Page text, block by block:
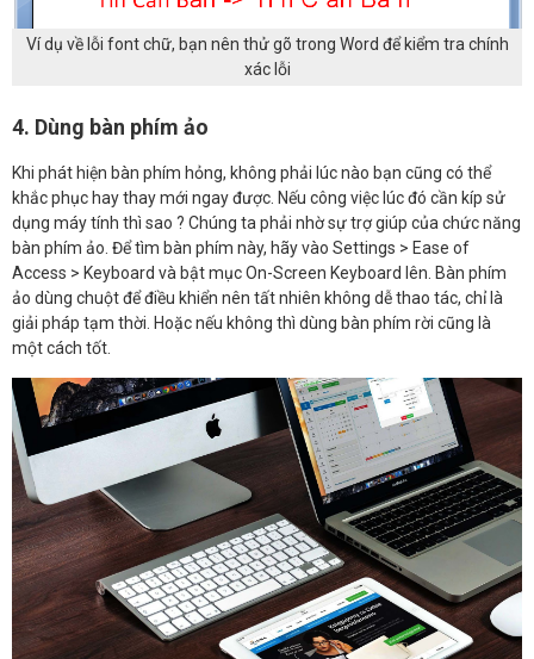
Ví dụ về lỗi font chữ, bạn nên thử gõ trong Word để kiểm tra chính
xác lỗi
4. Dùng bàn phím ảo
Khi phát hiện bàn phím hỏng, không phải lúc nào bạn cũng có thể
khắc phục hay thay mới ngay được. Nếu công việc lúc đó cần kíp sử
dụng máy tính thì sao ? Chúng ta phải nhờ sự trợ giúp của chức năng
bàn phím ảo. Để tìm bàn phím này, hãy vào Settings > Ease of
Access > Keyboard và bật mục On-Screen Keyboard lên. Bàn phím
ảo dùng chuột để điều khiển nên tất nhiên không dễ thao tác, chỉ là
giải pháp tạm thời. Hoặc nếu không thì dùng bàn phím rời cũng là
một cách tốt.